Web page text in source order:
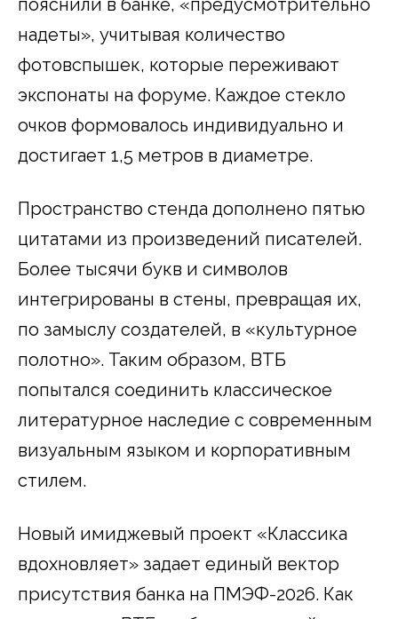
пояснили в банке, «предусмотрительно
надеты», учитывая количество
фотовспышек, которые переживают
экспонаты на форуме. Каждое стекло
очков формовалось индивидуально и
достигает 1,5 метров в диаметре.
Пространство стенда дополнено пятью
цитатами из произведений писателей.
Более тысячи букв и символов
интегрированы в стены, превращая их,
по замыслу создателей, в «культурное
полотно». Таким образом, ВТБ
попытался соединить классическое
литературное наследие с современным
визуальным языком и корпоративным
стилем.
Новый имиджевый проект «Классика
вдохновляет» задает единый вектор
присутствия банка на ПМЭФ-2026. Как